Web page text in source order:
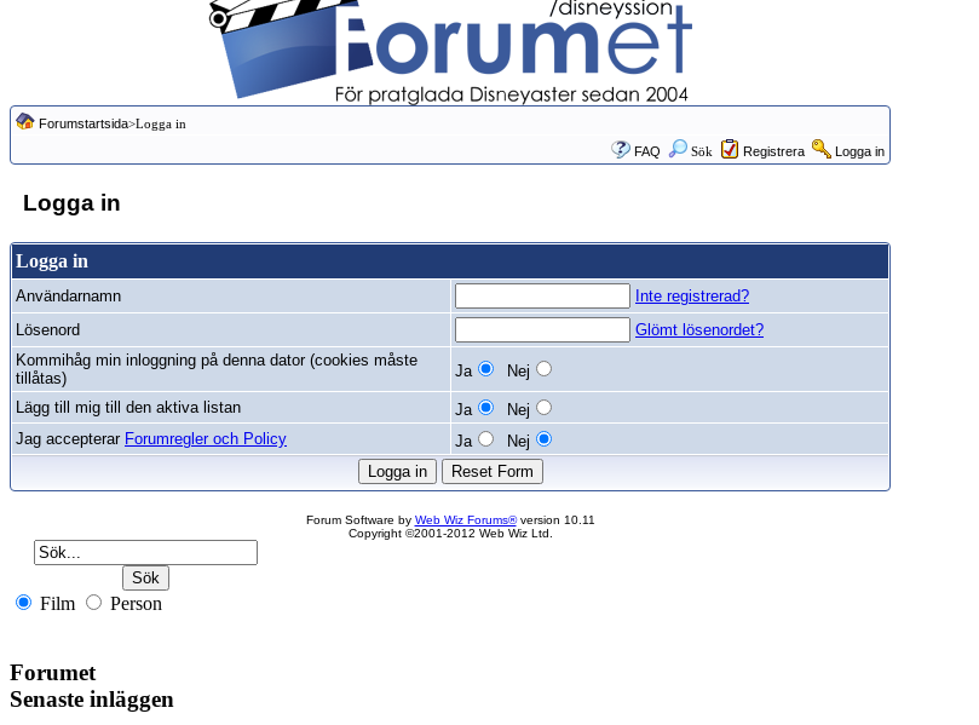
Forumstartsida>Logga in
FAQ
Sök Registrera Logga in
Logga in
Logga in
Användarnamn
Inte registrerad?
Lösenord
Glömt lösenordet?
Kommihåg min inloggning på denna dator (cookies måste
tillåtas)
Ja
Nej
Lägg till mig till den aktiva listan
Ja
Nej
Jag accepterar Forumregler och Policy Ja Nej
Forum Software by Web Wiz Forums®version 10.11
Copyright ©2001-2012 Web Wiz Ltd.
Film Person
Forumet
Senaste inläggen